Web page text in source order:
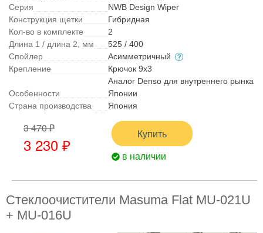
Серия
NWB Design Wiper
Конструкция щетки
Гибридная
Кол-во в комплекте
2
Длина 1 / длина 2, мм
525 / 400
Спойлер
Асимметричный
Крепление
Крючок 9x3
Особенности
Аналог Denso для внутреннего рынка
Японии
Страна производства
Япония
3 470 ₽
3 230 ₽
Купить
в наличии
Стеклоочистители Masuma Flat MU-021U
+ MU-016U